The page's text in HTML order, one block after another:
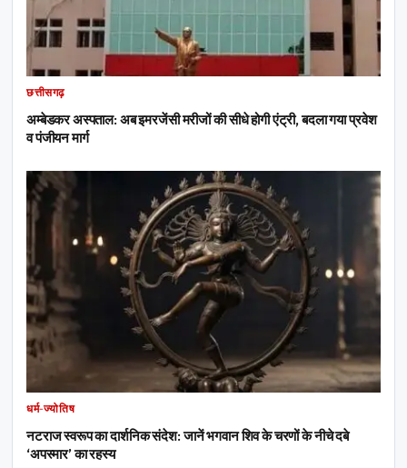
छत्तीसगढ़
अम्बेडकर अस्पताल: अब इमरजेंसी मरीजों की सीधे होगी एंट्री, बदला गया प्रवेश
व पंजीयन मार्ग
धर्म-ज्योतिष
नटराज स्वरूप का दार्शनिक संदेश: जानें भगवान शिव के चरणों के नीचे दबे
‘अपस्मार’ का रहस्य